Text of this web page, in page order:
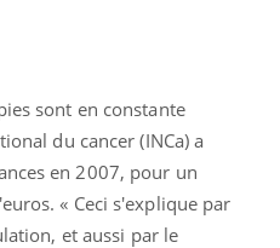
sont en constante
du cancer (INCa) a
en 2007, pour un
« Ceci s'explique par
et aussi par le